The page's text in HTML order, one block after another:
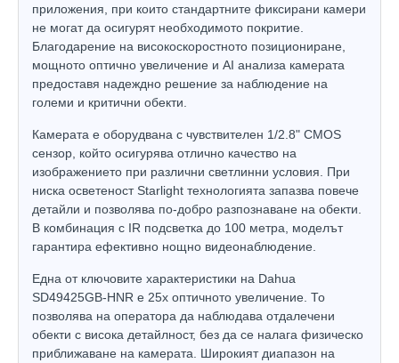
приложения, при които стандартните фиксирани камери
не могат да осигурят необходимото покритие.
Благодарение на високоскоростното позициониране,
мощното оптично увеличение и AI анализа камерата
предоставя надеждно решение за наблюдение на
големи и критични обекти.
Камерата е оборудвана с чувствителен 1/2.8" CMOS
сензор, който осигурява отлично качество на
изображението при различни светлинни условия. При
ниска осветеност Starlight технологията запазва повече
детайли и позволява по-добро разпознаване на обекти.
В комбинация с IR подсветка до 100 метра, моделът
гарантира ефективно нощно видеонаблюдение.
Една от ключовите характеристики на Dahua
SD49425GB-HNR е 25x оптичното увеличение. То
позволява на оператора да наблюдава отдалечени
обекти с висока детайлност, без да се налага физическо
приближаване на камерата. Широкият диапазон на